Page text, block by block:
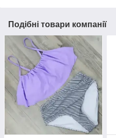
Подібні товари компанії